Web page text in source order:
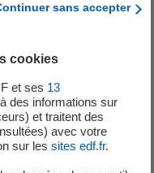
à retarder
un événement
l'échelle INES qui en
d’un essai
sans accepter
cookies
et ses 13
des informations sur
et traitent des
avec votre
sur les sites edf.fr.